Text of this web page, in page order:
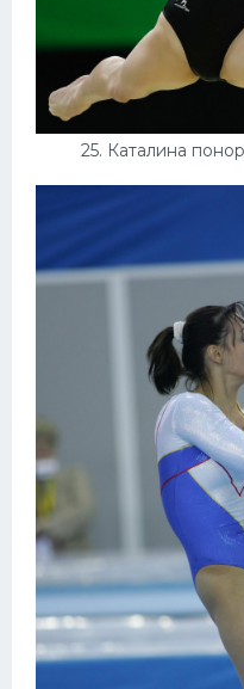
25. Каталина